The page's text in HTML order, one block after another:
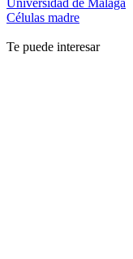
Universidad de Málaga
Células madre
Te puede interesar